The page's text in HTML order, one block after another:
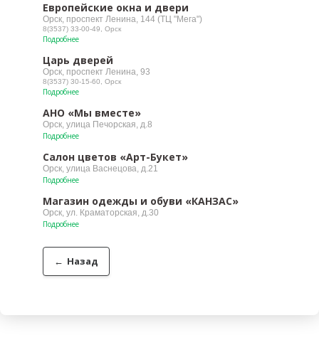
Европейские окна и двери
Орск, проспект Ленина, 144 (ТЦ "Мега")
8(3537) 33-00-49, Орск
Подробнее
Царь дверей
Орск, проспект Ленина, 93
8(3537) 30-15-60, Орск
Подробнее
АНО «Мы вместе»
Орск, улица Печорская, д.8
Подробнее
Салон цветов «Арт-Букет»
Орск, улица Васнецова, д.21
Подробнее
Магазин одежды и обуви «КАНЗАС»
Орск, ул. Краматорская, д.30
Подробнее
← Назад